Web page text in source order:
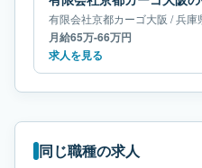
有限会社京都カーゴ大阪 /兵庫
月給65万-66万円
求人を見る
同じ職種の求人